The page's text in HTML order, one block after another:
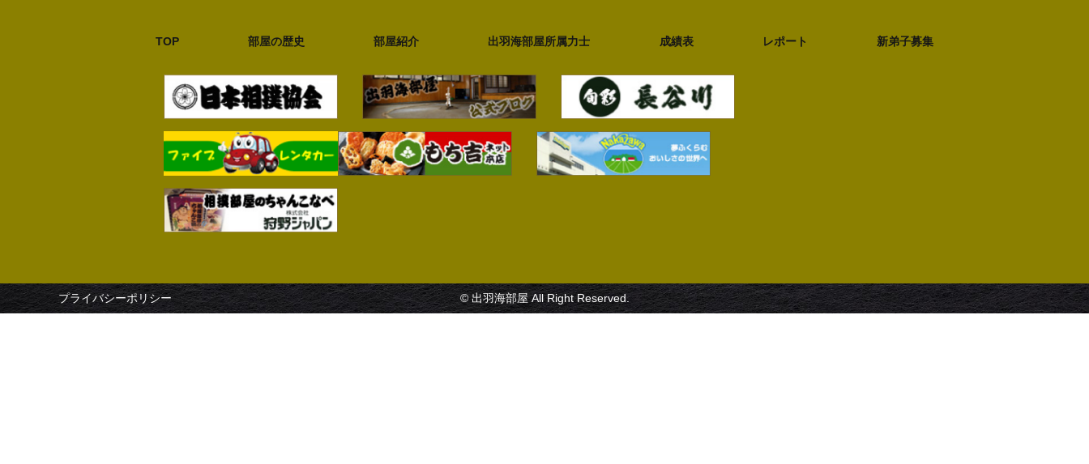
TOP 部屋の歴史 部屋紹介 出羽海部屋所属力士 成績表 レポート 新弟子募集
プライバシーポリシー © 出羽海部屋 All Right Reserved.